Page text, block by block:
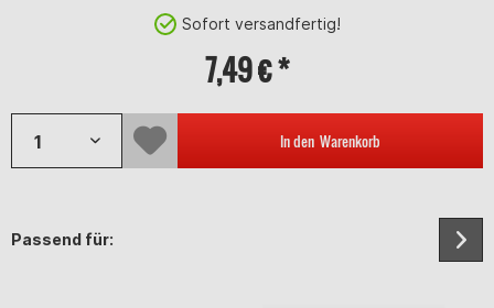
Sofort versandfertig!
7,49 € *
In den Warenkorb
Passend für: